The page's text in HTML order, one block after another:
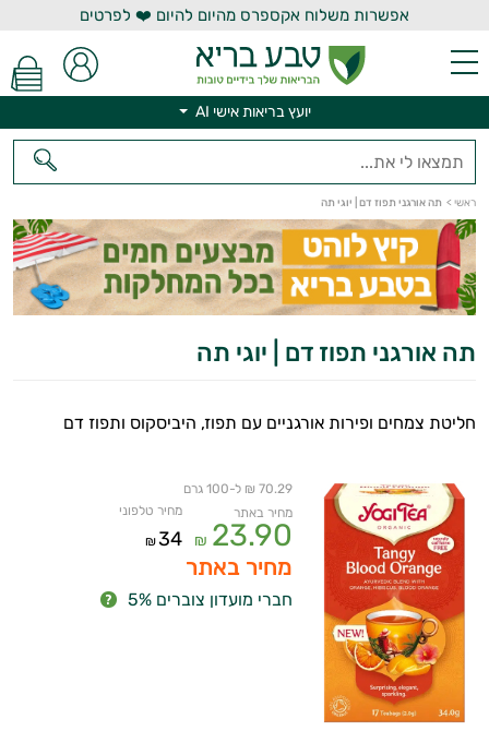
אפשרות משלוח אקספרס מהיום להיום ❤️ לפרטים
יועץ בריאות אישי AI
ראשי > תה אורגני תפוז דם | יוגי תה
תה אורגני תפוז דם | יוגי תה
חליטת צמחים ופירות אורגניים עם תפוז, היביסקוס ותפוז דם
70.29 ₪ ל-100 גרם
מחיר באתר
23.90
₪
מחיר טלפוני
34
₪
מחיר באתר
חברי מועדון צוברים 5%
יועץ בריאות אישי AI